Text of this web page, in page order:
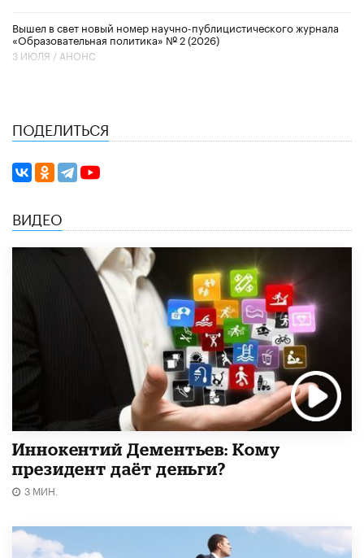
Вышел в свет новый номер научно-публицистического журнала
«Образовательная политика» № 2 (2026)
3 ИЮЛЯ / АНОНС
ПОДЕЛИТЬСЯ
ВИДЕО
Иннокентий Дементьев: Кому
президент даёт деньги?
3 МИН.